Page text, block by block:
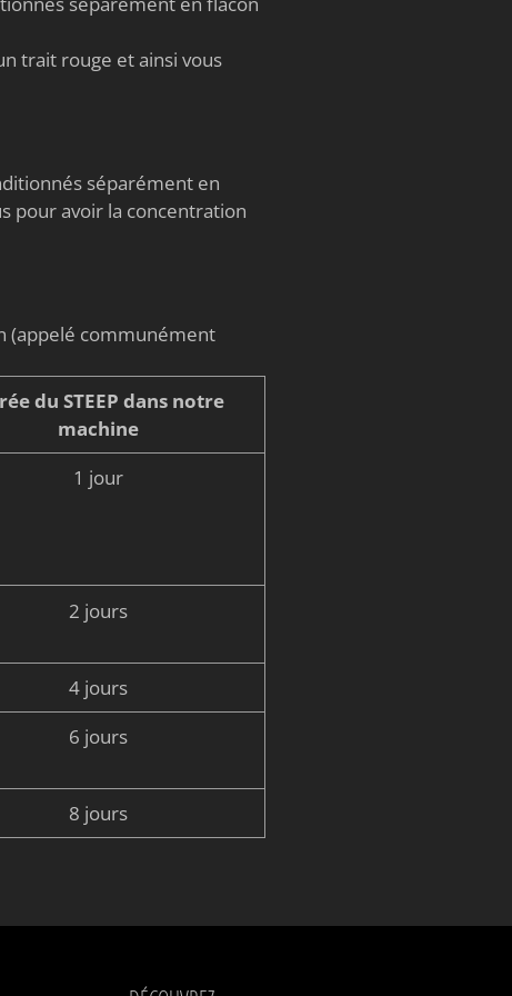
trait rouge et ainsi vous
séparément en
pour avoir la concentration
(appelé communément
du STEEP dans notre
machine
1 jour
2 jours
4 jours
6 jours
8 jours